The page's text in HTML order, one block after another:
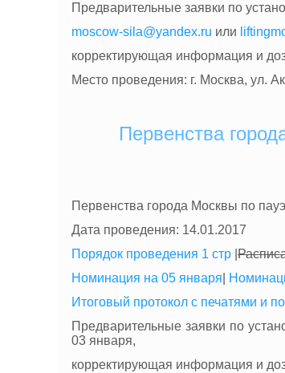
Предварительные заявки по
moscow-sila@yandex.ru или
корректирующая информация и
Место проведения: г. Москва, ул.
Первенства
Первенства города Москвы по
Дата проведения: 14.01.2017
Порядок проведения 1 стр
Номинация на 05 января
Итоговый протокол с печатями и
Предварительные заявки по
03 января,
корректирующая информация и